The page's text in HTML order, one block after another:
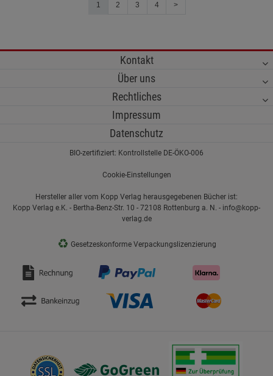
1 2 3 4 >
Kontakt
Über uns
Rechtliches
Impressum
Datenschutz
BIO-zertifiziert: Kontrollstelle DE-ÖKO-006
Cookie-Einstellungen
Hersteller aller vom Kopp Verlag herausgegebenen Bücher ist:
Kopp Verlag e.K. - Bertha-Benz-Str. 10 - 72108 Rottenburg a. N. - info@kopp-
verlag.de
♻ Gesetzeskonforme Verpackungslizenzierung